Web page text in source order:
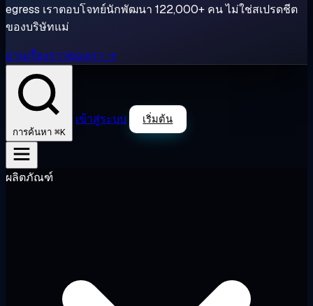
egress เราตอบโจทย์นักพัฒนา 122,000+ คน ไม่ใช่สเปรดชีต
ของบริษัทแม่
อ่านเรื่องราวของเรา →
การค้นหา ⌘K
เข้าสู่ระบบ เริ่มต้น
ผลิตภัณฑ์